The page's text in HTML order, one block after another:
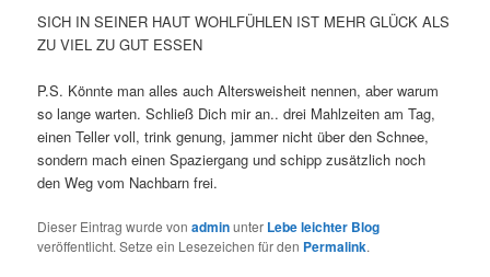
SICH IN SEINER HAUT WOHLFÜHLEN IST MEHR GLÜCK ALS
ZU VIEL ZU GUT ESSEN
P.S. Könnte man alles auch Altersweisheit nennen, aber warum
so lange warten. Schließ Dich mir an.. drei Mahlzeiten am Tag,
einen Teller voll, trink genung, jammer nicht über den Schnee,
sondern mach einen Spaziergang und schipp zusätzlich noch
den Weg vom Nachbarn frei.
Dieser Eintrag wurde vonadminunter Lebe leichter Blog
veröffentlicht. Setze ein Lesezeichen für den Permalink.